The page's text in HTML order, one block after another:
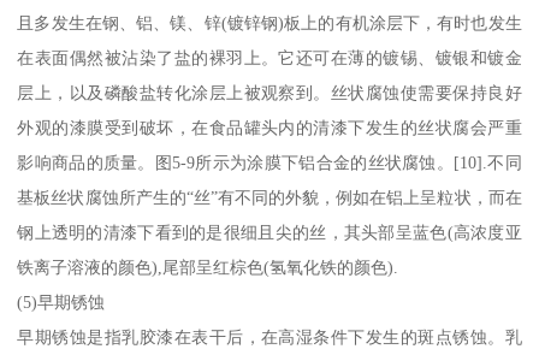
且多发生在钢、铝、镁、锌(镀锌钢)板上的有机涂层下，有时也发生
在表面偶然被沾染了盐的裸羽上。它还可在薄的镀锡、镀银和镀金
层上，以及磷酸盐转化涂层上被观察到。丝状腐蚀使需要保持良好
外观的漆膜受到破坏，在食品罐头内的清漆下发生的丝状腐会严重
影响商品的质量。图5-9所示为涂膜下铝合金的丝状腐蚀。[10].不同
基板丝状腐蚀所产生的“丝”有不同的外貌，例如在铝上呈粒状，而在
钢上透明的清漆下看到的是很细且尖的丝，其头部呈蓝色(高浓度亚
铁离子溶液的颜色),尾部呈红棕色(氢氧化铁的颜色).
(5)早期锈蚀
早期锈蚀是指乳胶漆在表干后，在高湿条件下发生的斑点锈蚀。乳